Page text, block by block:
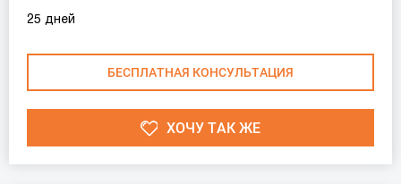
25 дней
БЕСПЛАТНАЯ КОНСУЛЬТАЦИЯ
ХОЧУ ТАК ЖЕ